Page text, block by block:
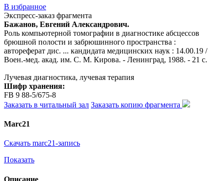
В избранное
Экспресс-заказ фрагмента
Бажанов, Евгений Александрович.
Роль компьютерной томографии в диагностике абсцессов
брюшной полости и забрюшинного пространства :
автореферат дис. ... кандидата медицинских наук : 14.00.19 /
Воен.-мед. акад. им. С. М. Кирова. - Ленинград, 1988. - 21 с.
Лучевая диагностика, лучевая терапия
Шифр хранения:
FB 9 88-5/675-8
Заказать в читальный зал Заказать копию фрагмента
Marc21
Скачать marc21-запись
Показать
Описание